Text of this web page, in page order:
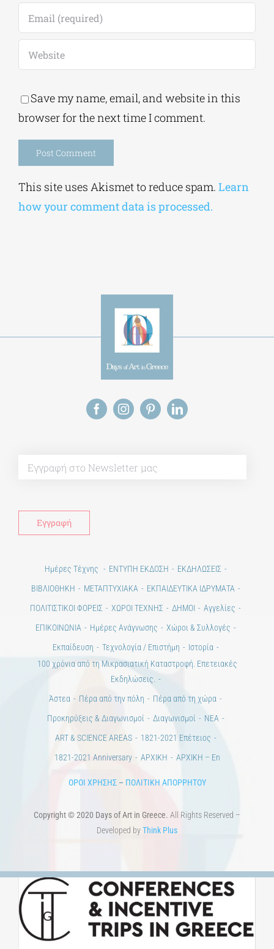
Save my name, email, and website in this
browser for the next time I comment.
This site uses Akismet to reduce spam. Learn
how your comment data is processed.
Ημέρες Τέχνης ΕΝΤΥΠΗ ΕΚΔΟΣΗ
ΕΚΔΗΛΩΣΕΙΣ
ΒΙΒΛΙΟΘΗΚΗ
ΜΕΤΑΠΤΥΧΙΑΚΑ
ΕΚΠΑΙΔΕΥΤΙΚΑ ΙΔΡΥΜΑΤΑ
ΠΟΛΙΤΙΣΤΙΚΟΙ ΦΟΡΕΙΣ
ΧΩΡΟΙ ΤΕΧΝΗΣ ΔΗΜΟΙ
Αγγελίες
ΕΠΙΚΟΙΝΩΝΙΑ
Ημέρες Ανάγνωσης
Χώροι & Συλλογές
Εκπαίδευση
Τεχνολογία / Επιστήμη
Ιστορία
100 χρόνια από τη Μικρασιατική Καταστροφή. Επετειακές
Εκδηλώσεις.
Άστεα
Πέρα από την πόλη
Πέρα από τη χώρα
Προκηρύξεις & Διαγωνισμοί
Διαγωνισμοί
ΝΕΑ
ART & SCIENCE AREAS
1821-2021 Επέτειος
1821-2021 Anniversary
ΑΡΧΙΚΗ ΑΡΧΙΚΗ – En
ΟΡΟΙ ΧΡΗΣΗΣ– ΠΟΛΙΤΙΚΗ ΑΠΟΡΡΗΤΟΥ
Copyright © 2020 Days of Art in Greece. All Rights Reserved –
Developed byThink Plus